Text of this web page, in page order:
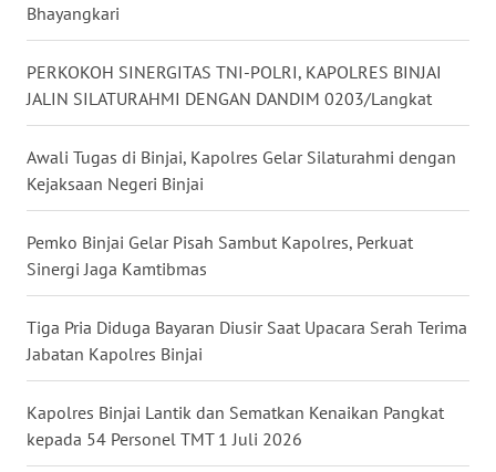
Bhayangkari
PERKOKOH SINERGITAS TNI-POLRI, KAPOLRES BINJAI
JALIN SILATURAHMI DENGAN DANDIM 0203/Langkat
Awali Tugas di Binjai, Kapolres Gelar Silaturahmi dengan
Kejaksaan Negeri Binjai
Pemko Binjai Gelar Pisah Sambut Kapolres, Perkuat
Sinergi Jaga Kamtibmas
Tiga Pria Diduga Bayaran Diusir Saat Upacara Serah Terima
Jabatan Kapolres Binjai
Kapolres Binjai Lantik dan Sematkan Kenaikan Pangkat
kepada 54 Personel TMT 1 Juli 2026
WN
TENGAH
WN DELI
SERDANG
WN
TEBING
TINGGI
WN
PAKPAK
KARAWANG